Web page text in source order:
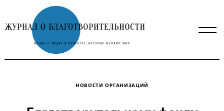
to
content
НОВОСТИ ОРГАНИЗАЦИЙ